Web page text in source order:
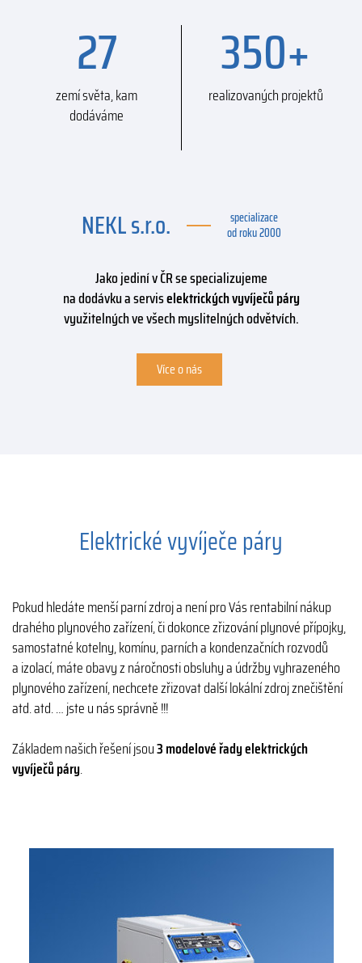
27
zemí světa, kam
dodáváme
350+
realizovaných projektů
NEKL s.r.o.
specializace
od roku 2000
Jako jediní v ČR se specializujeme
na dodávku a serviselektrických vyvíječů páry
využitelných ve všech myslitelných odvětvích.
Více o nás
Elektrické vyvíječe páry
Pokud hledáte menší parní zdroj a není pro Vás rentabilní nákup
drahého plynového zařízení, či dokonce zřizování plynové přípojky,
samostatné kotelny, komínu, parních a kondenzačních rozvodů
a izolací, máte obavy z náročnosti obsluhy a údržby vyhrazeného
plynového zařízení, nechcete zřizovat další lokální zdroj znečištění
atd. atd. … jste u nás správně !!!
Základem našich řešení jsou3 modelové řady elektrických
vyvíječů páry.